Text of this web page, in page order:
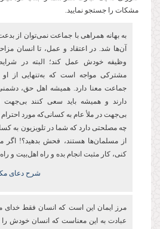
مشکات را جستجو نمایید.
به بهانه همراهی با جماعت نمی‌توان از
آن‌ها شد. در اعتقاد و عمل، تا انسان مزاحم
وظیفه خودش عمل کند؛ البته در
مشترکی مواجه است که به‌تنهایی از
جماعت معنا دارد. همیشه اهل حق، دشمنی
دارند و همیشه باید سعی کنند بی‌جهت
بی‌جهت در ملأ عام به کسانی‌که مورد
چه مصلحتی دارد که شما در تلویزیون به
از مسلمان‌ها هستند، فحش بدهید؟!
کنی، کار مثبت انجام بده و راه اهل‌بیت و
شرح دعای
مرز ایمان این است که انسان فقط خدای
عبادت به این معناست که انسان خودش را